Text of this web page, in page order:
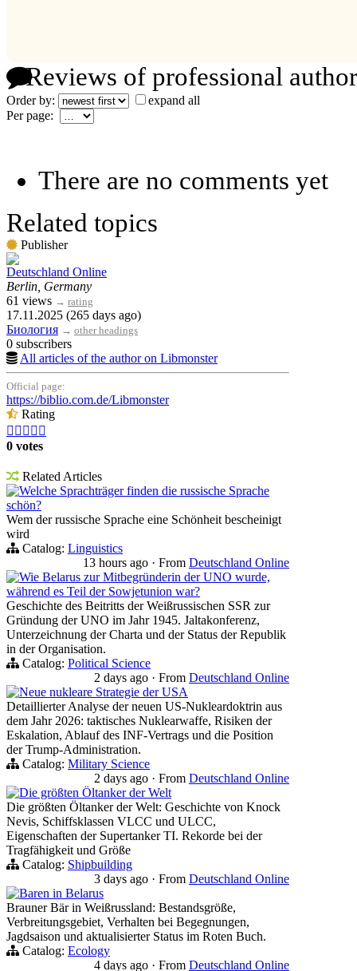
Reviews of professional
Order by:
expand all
Per page:
There are no comments yet
Related topics
Publisher
Deutschland Online
Berlin, Germany
61 views → rating
17.11.2025 (265 days ago)
Биология → other headings
0 subscribers
All articles of the author on Libmonster
Official page:
https://biblio.com.de/Libmonster
Rating
    
0 votes
Related Articles
Welche Sprachträger finden die russische Sprache
schön?
Wem der russische Sprache eine Schönheit bescheinigt
wird
Catalog: Linguistics
13 hours ago · From Deutschland Online
Wie Belarus zur Mitbegründerin der UNO wurde,
während es Teil der Sowjetunion war?
Geschichte des Beitritts der Weißrussischen SSR zur
Gründung der UNO im Jahr 1945. Jaltakonferenz,
Unterzeichnung der Charta und der Status der Republik
in der Organisation.
Catalog: Political Science
2 days ago · From Deutschland Online
Neue nukleare Strategie der USA
Detaillierter Analyse der neuen US-Nukleardoktrin aus
dem Jahr 2026: taktisches Nuklearwaffe, Risiken der
Eskalation, Ablauf des INF-Vertrags und die Position
der Trump-Administration.
Catalog: Military Science
2 days ago · From Deutschland Online
Die größten Öltanker der Welt
Die größten Öltanker der Welt: Geschichte von Knock
Nevis, Schiffsklassen VLCC und ULCC,
Eigenschaften der Supertanker TI. Rekorde bei der
Tragfähigkeit und Größe
Catalog: Shipbuilding
3 days ago · From Deutschland Online
Baren in Belarus
Brauner Bär in Weißrussland: Bestandsgröße,
Verbreitungsgebiet, Verhalten bei Begegnungen,
Jagdsaison und aktualisierter Status im Roten Buch.
Catalog: Ecology
4 days ago · From Deutschland Online